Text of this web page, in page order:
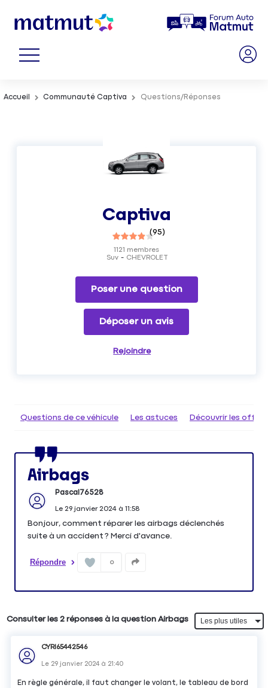
Accueil Communauté Captiva Questions/Réponses
Captiva
(95)
Suv CHEVROLET
1121 membres
Poser une question
Déposer un avis
Rejoindre
Questions de ce véhicule Les astuces Découvrir les
Airbags
Pascal76528
Le 29 janvier 2024à 11:58
Bonjour, comment réparer les airbags déclenchés
suite à un accident ? Merci d'avance.
Répondre 0
Consulter les 2 réponses à la question Airbags
CYRI65442546
Le 29 janvier 2024 à 21:40
En règle générale, il faut changer le volant, le tableau de bord